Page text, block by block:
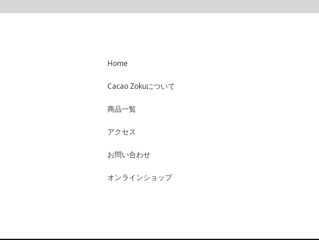
Home
Cacao Zokuについて
商品一覧
アクセス
お問い合わせ
オンラインショップ